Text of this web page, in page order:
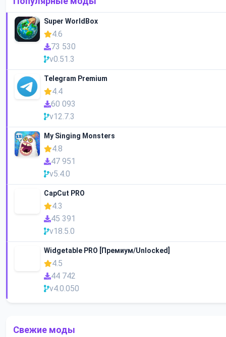
Super WorldBox
4.6
73 530
v0.51.3
Telegram Premium
4.4
60 093
v12.7.3
My Singing Monsters
4.8
47 951
v5.4.0
CapCut PRO
4.3
45 391
v18.5.0
Widgetable PRO [Премиум/Unlocked]
4.5
44 742
v4.0.050
Свежие моды